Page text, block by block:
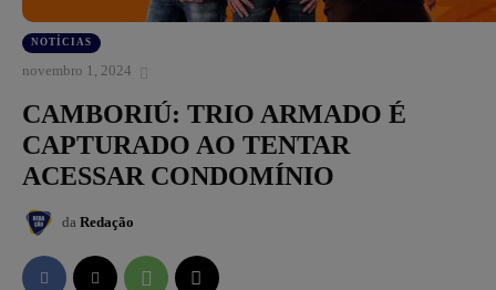
NOTÍCIAS
novembro 1, 2024
CAMBORIÚ: TRIO ARMADO É
CAPTURADO AO TENTAR
ACESSAR CONDOMÍNIO
da Redação